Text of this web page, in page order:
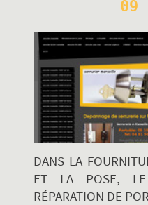
09
DANS LA
ET LA POSE, LE
RÉPARATION DE